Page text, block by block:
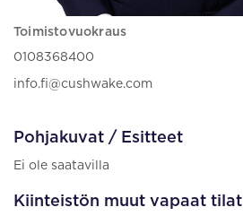
Toimistovuokraus
0108368400
info.fi@cushwake.com
Pohjakuvat / Esitteet
Ei ole saatavilla
Kiinteistön muut vapaat tilat